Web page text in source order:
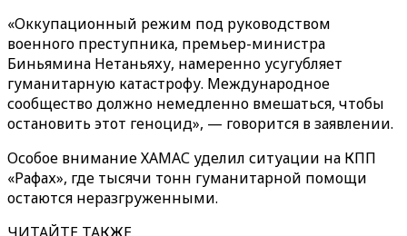
«Оккупационный режим под руководством
военного преступника, премьер-министра
Биньямина Нетаньяху, намеренно усугубляет
гуманитарную катастрофу. Международное
сообщество должно немедленно вмешаться, чтобы
остановить этот геноцид», — говорится в заявлении.
Особое внимание ХАМАС уделил ситуации на КПП
«Рафах», где тысячи тонн гуманитарной помощи
остаются неразгруженными.